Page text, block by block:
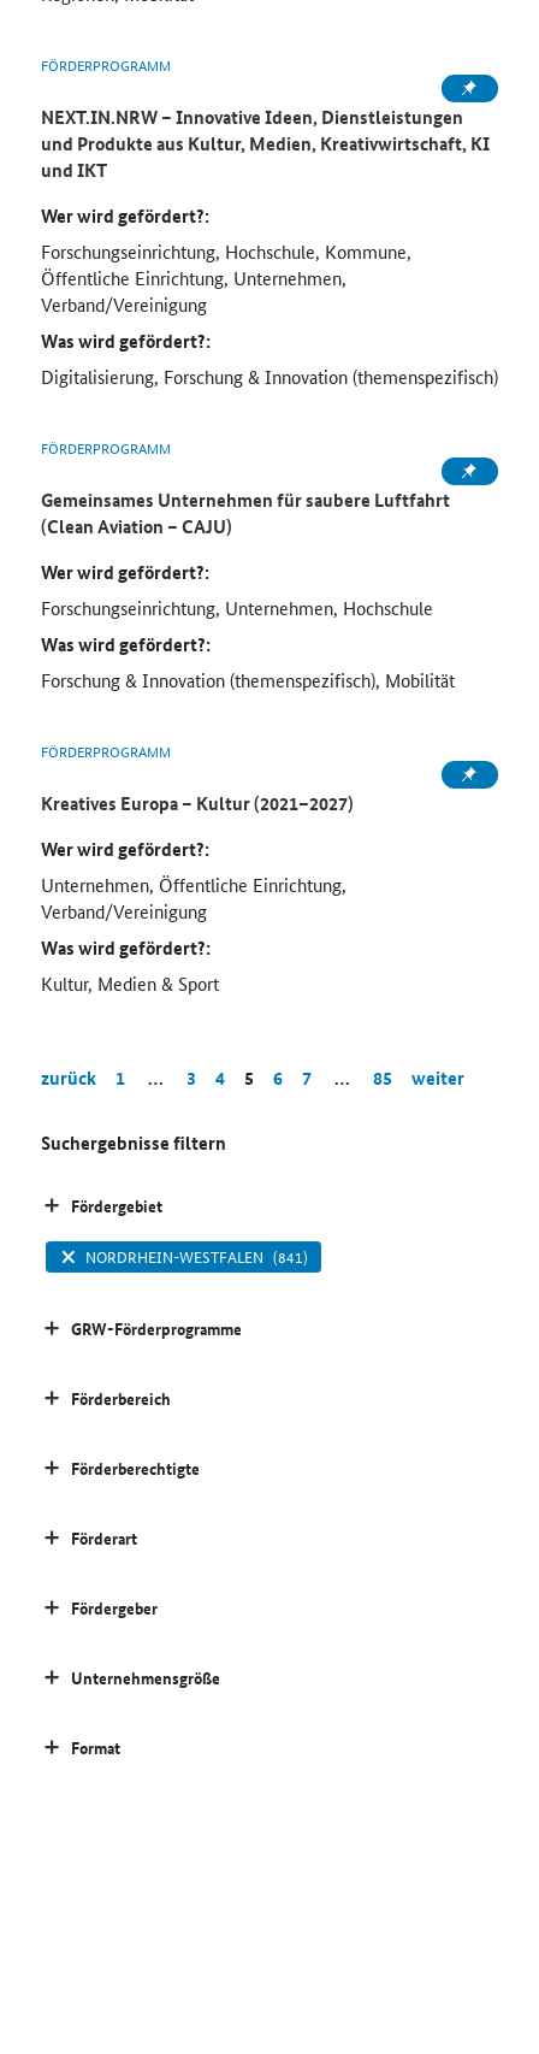
FÖRDERPROGRAMM
NEXT.IN.NRW – Innovative Ideen, Dienstleistungen
und Produkte aus Kultur, Medien, Kreativwirtschaft, KI
und IKT
Wer wird gefördert?:
Forschungseinrichtung, Hochschule, Kommune,
Öffentliche Einrichtung, Unternehmen,
Verband/Vereinigung
Was wird gefördert?:
Digitalisierung, Forschung & Innovation (themenspezifisch)
FÖRDERPROGRAMM
Gemeinsames Unternehmen für saubere Luftfahrt
(Clean Aviation – CAJU)
Wer wird gefördert?:
Forschungseinrichtung, Unternehmen, Hochschule
Was wird gefördert?:
Forschung & Innovation (themenspezifisch), Mobilität
FÖRDERPROGRAMM
Kreatives Europa – Kultur (2021–2027)
Wer wird gefördert?:
Unternehmen, Öffentliche Einrichtung,
Verband/Vereinigung
Was wird gefördert?:
Kultur, Medien & Sport
zurück 1 … 3 4 5 6 7 … 85 weiter
Suchergebnisse filtern
Fördergebiet
NORDRHEIN-WESTFALEN (841)
GRW-Förderprogramme
Förderbereich
Förderberechtigte
Förderart
Fördergeber
Unternehmensgröße
Format